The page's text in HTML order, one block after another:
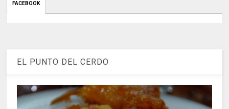
FACEBOOK
EL PUNTO DEL CERDO